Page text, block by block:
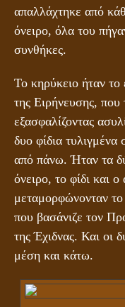
απαλλάχτηκε από
όνειρο, όλα του
συνθήκες.
Το κηρύκειο ήταν
της Ειρήνευσης, που
εξασφαλίζοντας
δυο φίδια
από πάνω. Ήταν τα
όνειρο, το φίδι και
μεταμορφώνονταν
που βασάνιζε τον
της Έχιδνας. Και οι
μέση και κάτω.